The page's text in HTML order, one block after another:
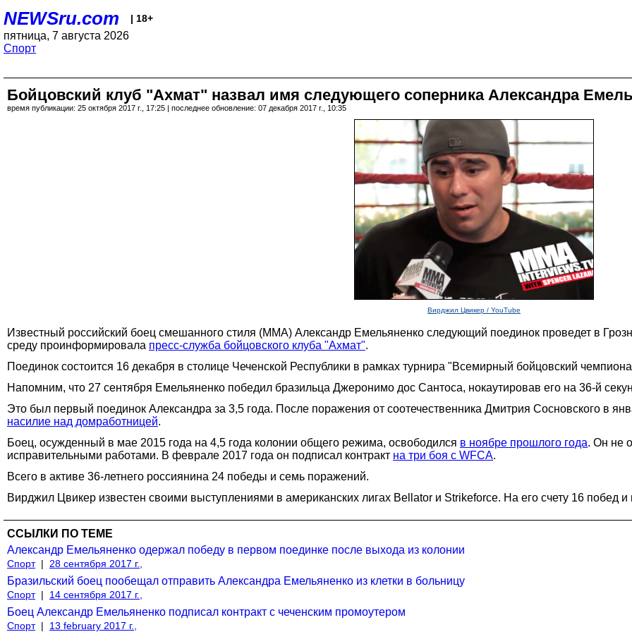
NEWSru.com | 18+
пятница, 7 августа 2026
Спорт
Бойцовский клуб "Ахмат" назвал имя следующего соперника Александра
время публикации: 25 октября 2017 г., 17:25 | последнее обновление: 07 декабря 2017 г., 10:35
Вирджил Цвикер / YouTube
Известный российский боец смешанного стиля (ММА) Александр Емельяненко следующий поединок проведет в
среду проинформировала пресс-служба бойцовского клуба "Ахмат".
Поединок состоится 16 декабря в столице Чеченской Республики в рамках турнира "Всемирный бойцовский
Напомним, что 27 сентября Емельяненко победил бразильца Джеронимо дос Сантоса, нокаутировав его на 36-й
Это был первый поединок Александра за 3,5 года. После поражения от соотечественника Дмитрия Сосновского в
насилие над домработницей.
Боец, осужденный в мае 2015 года на 4,5 года колонии общего режима, освободился в ноябре прошлого года. Он не
исправительными работами. В феврале 2017 года он подписал контракт на три боя с WFCA.
Всего в активе 36-летнего россиянина 24 победы и семь поражений.
Вирджил Цвикер известен своими выступлениями в американских лигах Bellator и Strikeforce. На его счету 16 побед
ССЫЛКИ ПО ТЕМЕ
Александр Емельяненко одержал победу в первом поединке после выхода из колонии
Спорт | 28 сентября 2017 г.,
Бразильский боец пообещал отправить Александра Емельяненко из клетки в больницу
Спорт | 14 сентября 2017 г.,
Боец Александр Емельяненко подписал контракт с чеченским промоутером
Спорт | 13 february 2017 г.,